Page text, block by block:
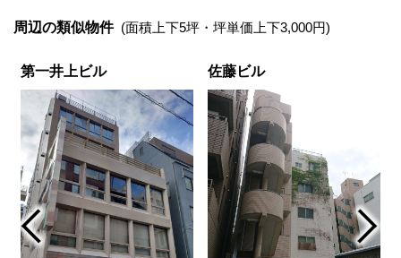
周辺の類似物件 (面積上下5坪・坪単価上下3,000円)